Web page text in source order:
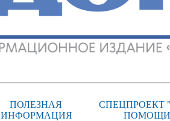
ПОЛЕЗНАЯ
ИНФОРМАЦИЯ
СПЕЦПРОЕКТ